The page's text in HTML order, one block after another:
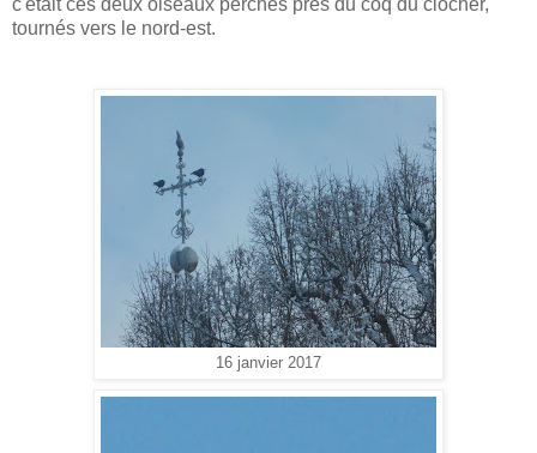
tournés vers le nord-est.
16 janvier 2017